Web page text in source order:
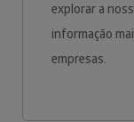
explorar a
informação
empresas.